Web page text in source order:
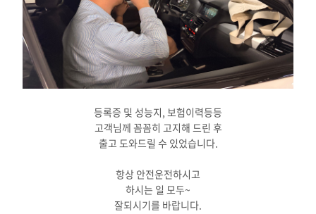
등록증 및 성능지, 보험이력등등
고객님께 꼼꼼히 고지해 드린 후
출고 도와드릴 수 있었습니다.
항상 안전운전하시고
하시는 일 모두~
잘되시기를 바랍니다.